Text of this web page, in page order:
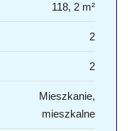
118, 2 m²
2
2
Mieszkanie,
mieszkalne